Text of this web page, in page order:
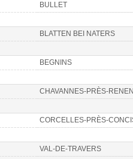
BULLET
BLATTEN BEI NATERS
BEGNINS
CHAVANNES-PRÈS-
CORCELLES-PRÈS-
VAL-DE-TRAVERS